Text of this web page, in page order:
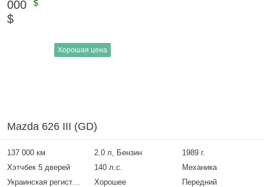
000
$
$
Хорошая цена
Mazda 626 III (GD)
137 000 км 2.0 л, Бензин
1989 г.
Хэтчбек 5 дверей
140 л.с.
Механика
Украинская регистрация
Хорошее Передний